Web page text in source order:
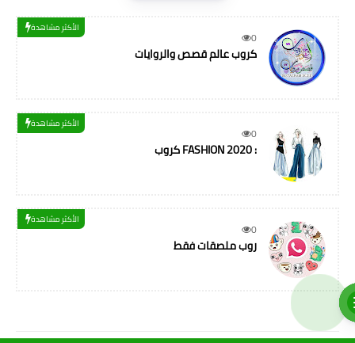
0
الأكثر مشاهدة
كروب عالم قصص والروايات
0
الأكثر مشاهدة
كروب FASHION 2020 :
0
الأكثر مشاهدة
روب ملصقات فقط